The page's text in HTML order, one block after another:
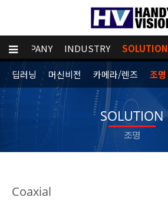
COMPANY INDUSTRY SOLUTION
딥러닝 머신비전 카메라/렌즈 조명
SOLUTION
조명
Coaxial